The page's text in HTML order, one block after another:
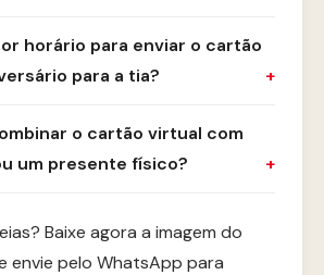
horário para enviar o cartão
para a tia?
o cartão virtual com
um presente físico?
Baixe agora a imagem do
envie pelo WhatsApp para